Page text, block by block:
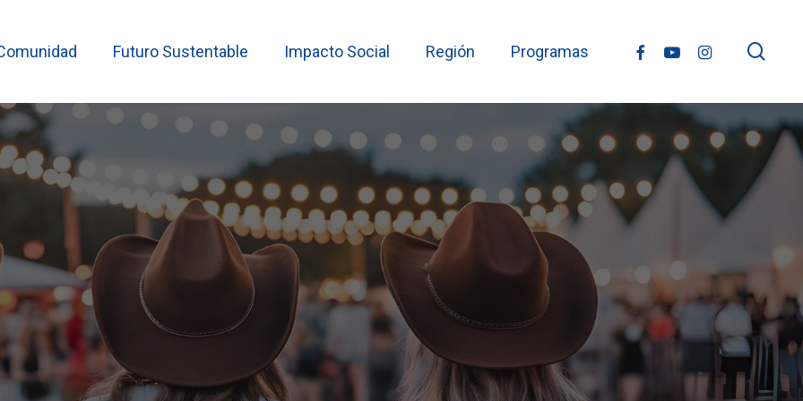
Futuro Sustentable Impacto Social Región Programas facebookyoutubeinstagram